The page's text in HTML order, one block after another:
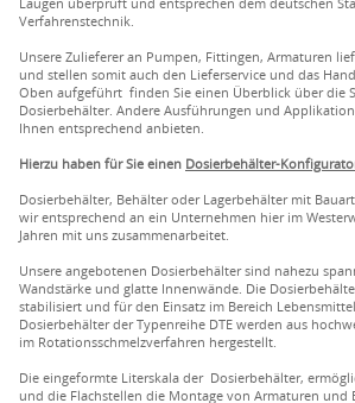
Verfahrenstechnik.
Unsere Zulieferer an Pumpen, Fittingen, Armaturen
und stellen somit auch den Lieferservice und das
Oben aufgeführt finden Sie einen Überblick über die
Dosierbehälter. Andere Ausführungen und
Ihnen entsprechend anbieten.
Hierzu haben für Sie einen Dosierbehälter-
Dosierbehälter, Behälter oder Lagerbehälter mit
wir entsprechend an ein Unternehmen hier im
Jahren mit uns zusammenarbeitet.
Unsere angebotenen Dosierbehälter sind nahezu
Wandstärke und glatte Innenwände. Die
stabilisiert und für den Einsatz im Bereich
Dosierbehälter der Typenreihe DTE werden aus
im Rotationsschmelzverfahren hergestellt.
Die eingeformte Literskala der Dosierbehälter,
und die Flachstellen die Montage von Armaturen